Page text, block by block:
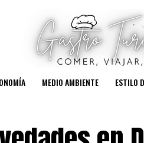
MEDIO AMBIENTE ESTILO